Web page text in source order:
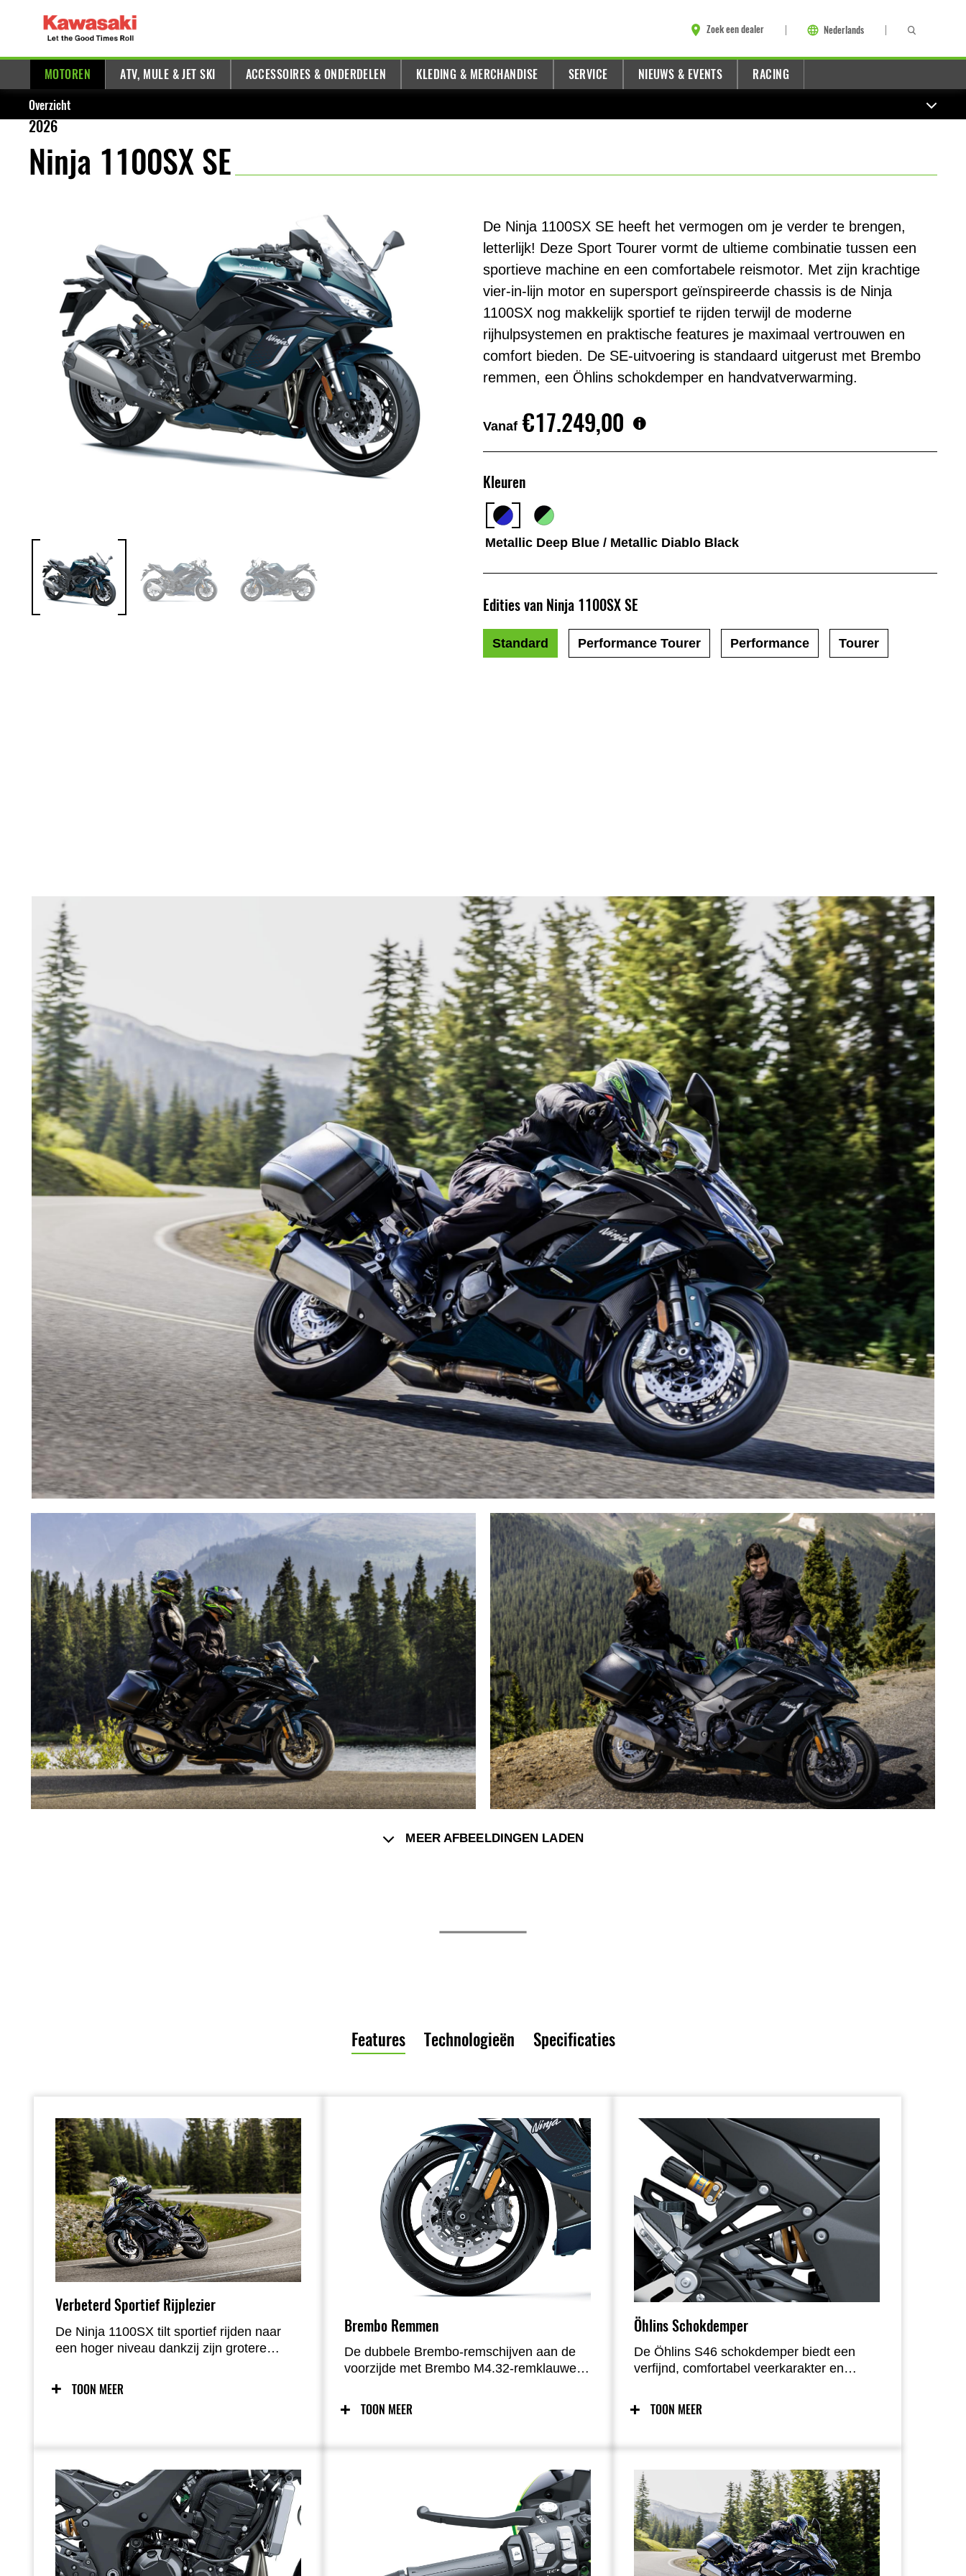
Zoek een dealer Nederlands
MOTOREN ATV, MULE & JET SKI ACCESSOIRES & ONDERDELEN KLEDING & MERCHANDISE SERVICE NIEUWS & EVENTS RACING
Overzicht
2026
Ninja 1100SX SE
De Ninja 1100SX SE heeft het vermogen om je verder te brengen,
letterlijk! Deze Sport Tourer vormt de ultieme combinatie tussen een
sportieve machine en een comfortabele reismotor. Met zijn krachtige
vier-in-lijn motor en supersport geïnspireerde chassis is de Ninja
1100SX nog makkelijk sportief te rijden terwijl de moderne
rijhulpsystemen en praktische features je maximaal vertrouwen en
comfort bieden. De SE-uitvoering is standaard uitgerust met Brembo
remmen, een Öhlins schokdemper en handvatverwarming.
Vanaf €17.249,00
Kleuren
Metallic Deep Blue / Metallic Diablo Black
Edities van Ninja 1100SX SE
Standard Performance Tourer Performance Tourer
MEER AFBEELDINGEN LADEN
Features Technologieën Specificaties
Verbeterd Sportief Rijplezier
De Ninja 1100SX tilt sportief rijden naar
een hoger niveau dankzij zijn grotere
(KQS). De sportieve handling, het
supersport-geïnspireerde chassis en het
TOON MEER
Brembo Remmen
De dubbele Brembo-remschijven aan de
voorzijde met Brembo M4.32-remklauwen
een uitstekend doseerbaar remgevoel, wat
bijdraagt aan maximale controle en
TOON MEER
Öhlins Schokdemper
De Öhlins S46 schokdemper biedt een
verfijnd, comfortabel veerkarakter en
afstelling nauwkeurig kan worden
aangepast aan de voorkeuren van de
TOON MEER